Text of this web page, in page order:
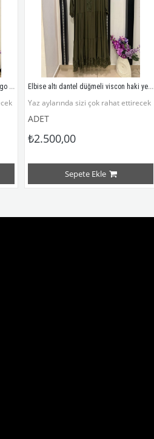
Elbise altı dantel düğmeli viscon indigo mavisi
bir elbise modelimiz
Elbise altı dantel düğmeli viscon haki yeşili
Yaz aylarında sizi çok rahat
Viscon pamuklu kumaştır
ADET
₺2.500,00
Sepete Ekle